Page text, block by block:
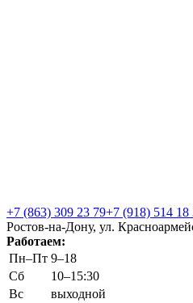
+7 (863) 309 23 79+7 (918) 514 18
Ростов-на-Дону, ул.
Работаем:
Пн–Пт 9–18
Сб
10–15:30
Вс
выходной